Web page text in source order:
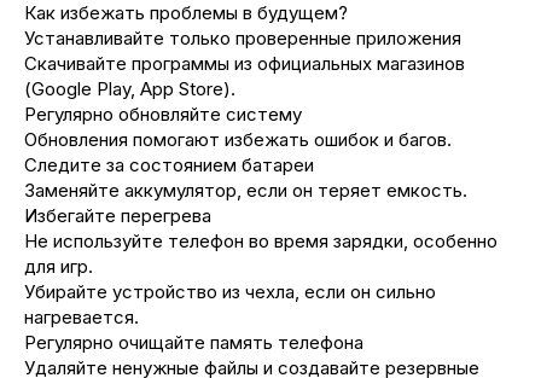
Как избежать проблемы в будущем?
Устанавливайте только проверенные приложения
Скачивайте программы из официальных магазинов
(Google Play, App Store).
Регулярно обновляйте систему
Обновления помогают избежать ошибок и багов.
Следите за состоянием батареи
Заменяйте аккумулятор, если он теряет емкость.
Избегайте перегрева
Не используйте телефон во время зарядки, особенно
для игр.
Убирайте устройство из чехла, если он сильно
нагревается.
Регулярно очищайте память телефона
Удаляйте ненужные файлы и создавайте резервные